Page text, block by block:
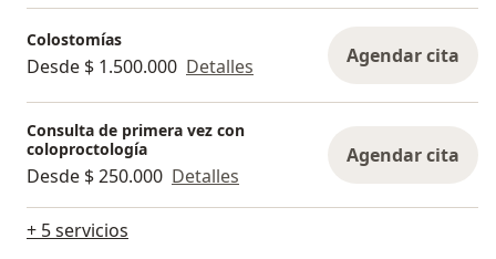
Colostomías
Desde $ 1.500.000 Detalles Agendar cita
Consulta de primera vez con
coloproctología
Desde $ 250.000 Detalles
Agendar cita
+ 5 servicios